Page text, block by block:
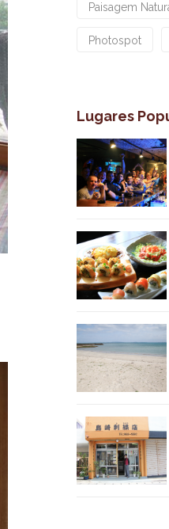
Paisagem
Photospot
Lugares